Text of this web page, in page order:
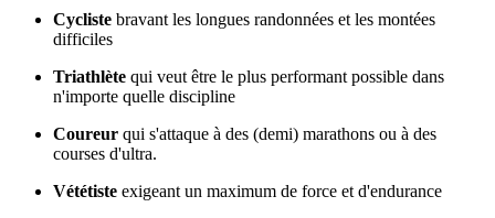
Cycliste bravant les longues randonnées et les montées
difficiles
Triathlète qui veut être le plus performant possible dans
n'importe quelle discipline
Coureur qui s'attaque à des (demi) marathons ou à des
courses d'ultra.
Vététiste exigeant un maximum de force et d'endurance